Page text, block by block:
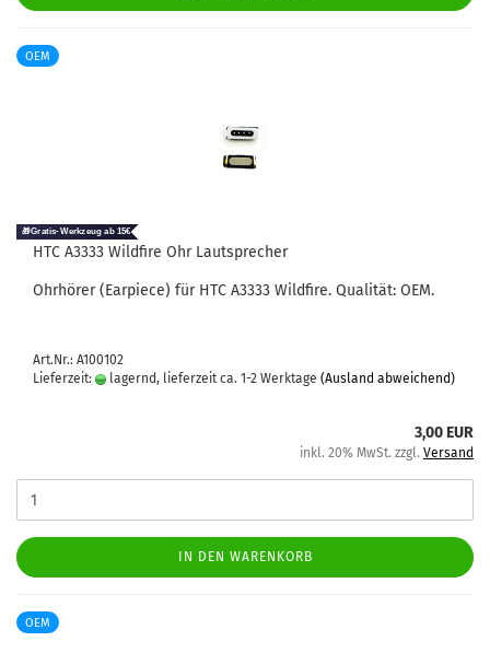
OEM
HTC A3333 Wild­fire Ohr Laut­spre­cher
Ohr­hö­rer (Ear­pie­ce) für HTC A3333 Wild­fire. Qua­li­tät: OEM.
Art.Nr.: A100102
Lieferzeit:
lagernd, lieferzeit ca. 1-2 Werktage (Ausland abweichend)
3,00 EUR
inkl. 20% MwSt. zzgl. Versand
IN DEN WARENKORB
OEM